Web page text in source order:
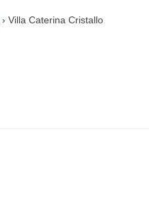
› Villa Caterina Cristallo